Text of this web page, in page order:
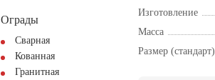
Ограды
Сварная
Кованная
Гранитная
Изготовление
Масса
Размер (стандарт)